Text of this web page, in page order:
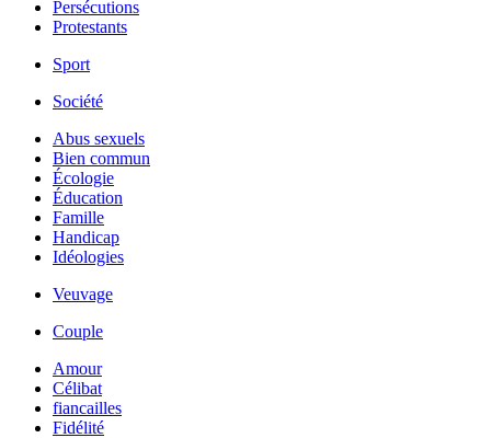
Persécutions
Protestants
Sport
Société
Abus sexuels
Bien commun
Écologie
Éducation
Famille
Handicap
Idéologies
Veuvage
Couple
Amour
Célibat
fiancailles
Fidélité